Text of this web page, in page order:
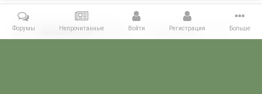
Поделиться Подписчики 0
Форумы Непрочитанные Войти Регистрация Больше